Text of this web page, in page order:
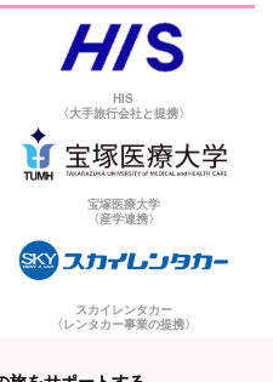
HIS
〈大手旅行会社と提携〉
宝塚医療大学
〈産学連携〉
スカイレンタカー
〈レンタカー事業の提携〉